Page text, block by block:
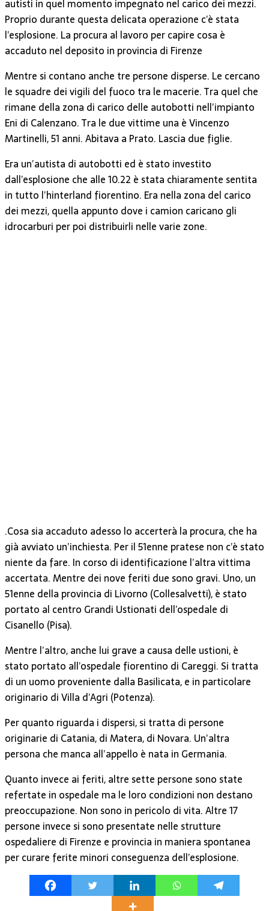
autisti in quel momento impegnato nel carico dei mezzi.
Proprio durante questa delicata operazione c’è stata
l’esplosione. La procura al lavoro per capire cosa è
accaduto nel deposito in provincia di Firenze
Mentre si contano anche tre persone disperse. Le cercano
le squadre dei vigili del fuoco tra le macerie. Tra quel che
rimane della zona di carico delle autobotti nell’impianto
Eni di Calenzano. Tra le due vittime una è Vincenzo
Martinelli, 51 anni. Abitava a Prato. Lascia due figlie.
Era un’autista di autobotti ed è stato investito
dall’esplosione che alle 10.22 è stata chiaramente sentita
in tutto l’hinterland fiorentino. Era nella zona del carico
dei mezzi, quella appunto dove i camion caricano gli
idrocarburi per poi distribuirli nelle varie zone.
.Cosa sia accaduto adesso lo accerterà la procura, che ha
già avviato un’inchiesta. Per il 51enne pratese non c’è stato
niente da fare. In corso di identificazione l’altra vittima
accertata. Mentre dei nove feriti due sono gravi. Uno, un
51enne della provincia di Livorno (Collesalvetti), è stato
portato al centro Grandi Ustionati dell’ospedale di
Cisanello (Pisa).
Mentre l’altro, anche lui grave a causa delle ustioni, è
stato portato all’ospedale fiorentino di Careggi. Si tratta
di un uomo proveniente dalla Basilicata, e in particolare
originario di Villa d’Agri (Potenza).
Per quanto riguarda i dispersi, si tratta di persone
originarie di Catania, di Matera, di Novara. Un’altra
persona che manca all’appello è nata in Germania.
Quanto invece ai feriti, altre sette persone sono state
refertate in ospedale ma le loro condizioni non destano
preoccupazione. Non sono in pericolo di vita. Altre 17
persone invece si sono presentate nelle strutture
ospedaliere di Firenze e provincia in maniera spontanea
per curare ferite minori conseguenza dell’esplosione.